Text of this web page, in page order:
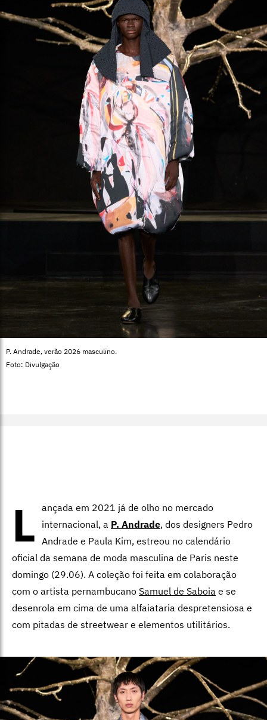
P. Andrade, verão 2026 masculino.
Foto: Divulgação
L ançada em 2021 já de olho no mercado
internacional, a P. Andrade, dos designers Pedro
Andrade e Paula Kim, estreou no calendário
oficial da semana de moda masculina de Paris neste
domingo (29.06). A coleção foi feita em colaboração
com o artista pernambucano Samuel de Saboia e se
desenrola em cima de uma alfaiataria despretensiosa e
com pitadas de streetwear e elementos utilitários.